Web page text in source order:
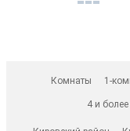
Комнаты 1-
4 и